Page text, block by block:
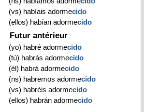
(vs) habíais adormecido
(ellos) habían adormecido
Futur antérieur
(yo) habré adormecido
(tú) habrás adormecido
(él) habrá adormecido
(ns) habremos adormecido
(vs) habréis adormecido
(ellos) habrán adormecido